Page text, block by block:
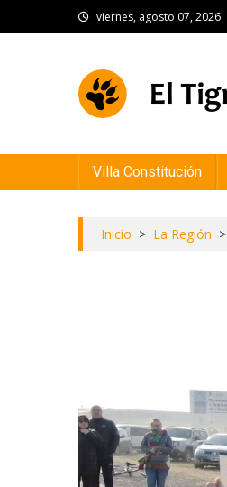
to
viernes, agosto 07, 2026
Villa Constitución
Inicio > La Región >